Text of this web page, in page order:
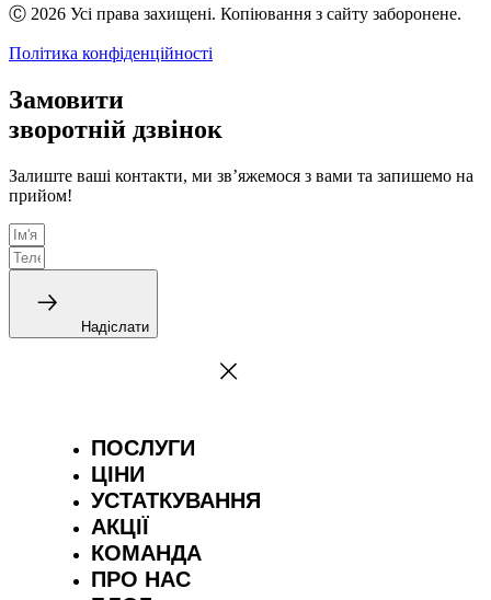
Ⓒ 2026 Усі права захищені. Копіювання з сайту заборонене.
Політика конфіденційності
Замовити
зворотній дзвінок
Залиште ваші контакти, ми зв’яжемося з вами та запишемо на
прийом!
Надіслати
ПОСЛУГИ
ЦІНИ
УСТАТКУВАННЯ
АКЦІЇ
КОМАНДА
ПРО НАС